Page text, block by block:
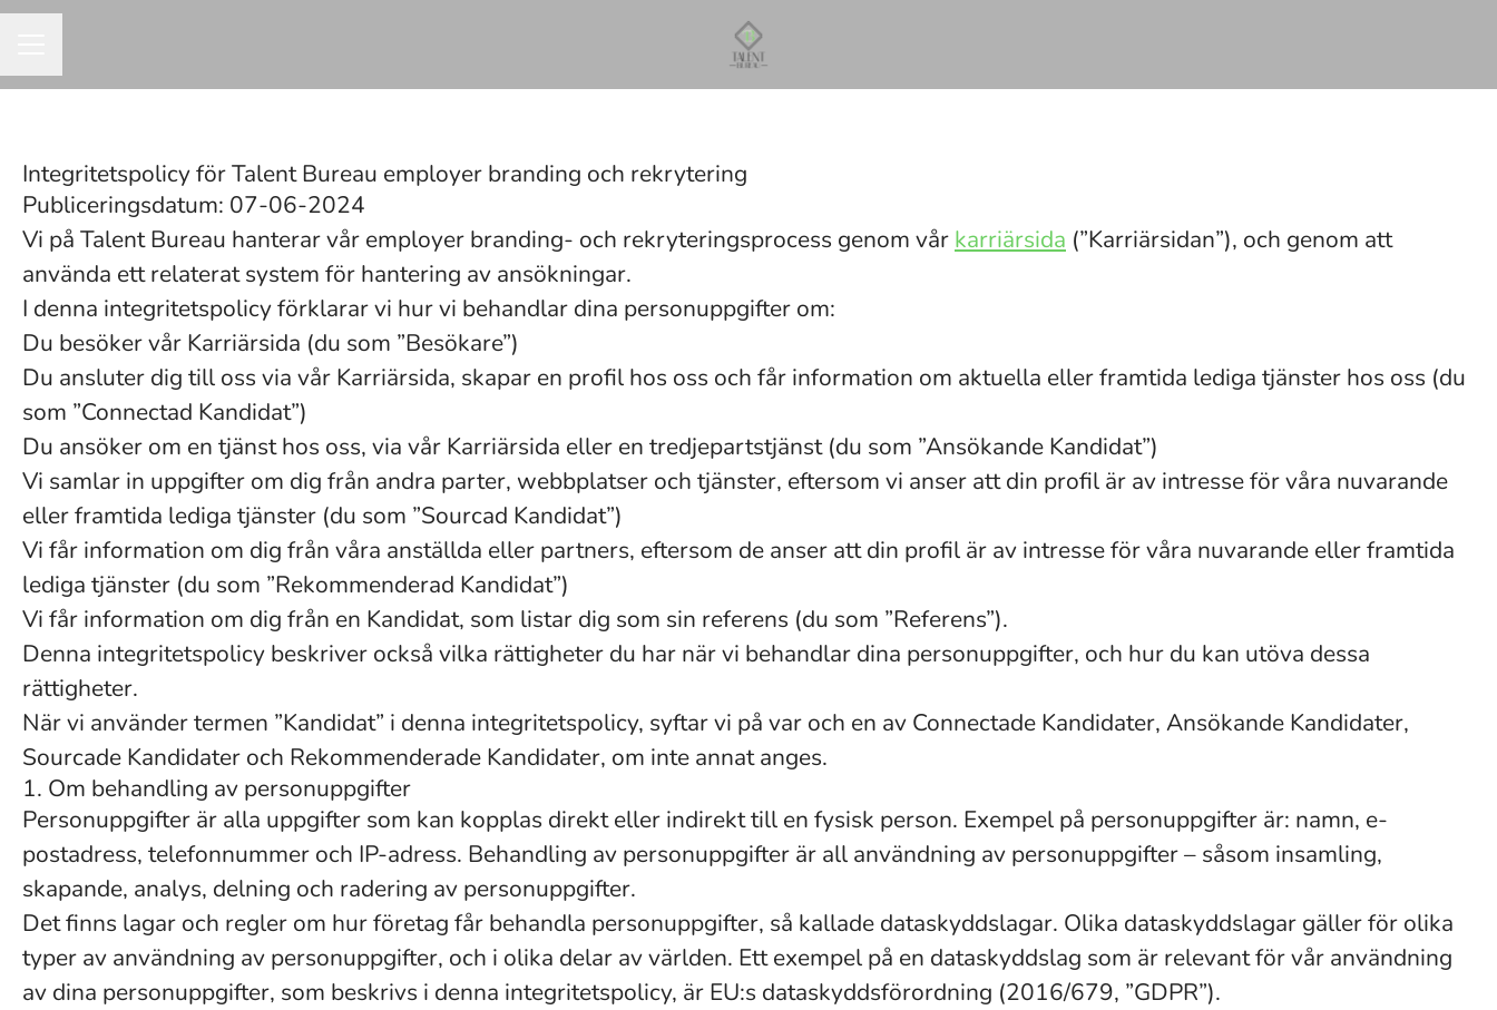
Integritetspolicy för Talent Bureau employer branding och rekrytering
Publiceringsdatum: 07-06-2024
Vi på Talent Bureau hanterar vår employer branding- och rekryteringsprocess genom vår karriärsida (”Karriärsidan”), och genom att
använda ett relaterat system för hantering av ansökningar.
I denna integritetspolicy förklarar vi hur vi behandlar dina personuppgifter om:
Du besöker vår Karriärsida (du som ”Besökare”)
Du ansluter dig till oss via vår Karriärsida, skapar en profil hos oss och får information om aktuella eller framtida lediga tjänster hos oss (du
som ”Connectad Kandidat”)
Du ansöker om en tjänst hos oss, via vår Karriärsida eller en tredjepartstjänst (du som ”Ansökande Kandidat”)
Vi samlar in uppgifter om dig från andra parter, webbplatser och tjänster, eftersom vi anser att din profil är av intresse för våra nuvarande
eller framtida lediga tjänster (du som ”Sourcad Kandidat”)
Vi får information om dig från våra anställda eller partners, eftersom de anser att din profil är av intresse för våra nuvarande eller framtida
lediga tjänster (du som ”Rekommenderad Kandidat”)
Vi får information om dig från en Kandidat, som listar dig som sin referens (du som ”Referens”).
Denna integritetspolicy beskriver också vilka rättigheter du har när vi behandlar dina personuppgifter, och hur du kan utöva dessa
rättigheter.
När vi använder termen ”Kandidat” i denna integritetspolicy, syftar vi på var och en av Connectade Kandidater, Ansökande Kandidater,
Sourcade Kandidater och Rekommenderade Kandidater, om inte annat anges.
1. Om behandling av personuppgifter
Personuppgifter är alla uppgifter som kan kopplas direkt eller indirekt till en fysisk person. Exempel på personuppgifter är: namn, e-
postadress, telefonnummer och IP-adress. Behandling av personuppgifter är all användning av personuppgifter – såsom insamling,
skapande, analys, delning och radering av personuppgifter.
Det finns lagar och regler om hur företag får behandla personuppgifter, så kallade dataskyddslagar. Olika dataskyddslagar gäller för olika
typer av användning av personuppgifter, och i olika delar av världen. Ett exempel på en dataskyddslag som är relevant för vår användning
av dina personuppgifter, som beskrivs i denna integritetspolicy, är EU:s dataskyddsförordning (2016/679, ”GDPR”).